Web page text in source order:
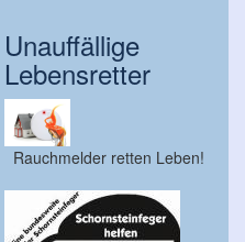
Unauffällige
Lebensretter
Rauchmelder retten Leben!